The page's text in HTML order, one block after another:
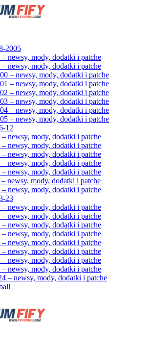
2005
newsy, mody, dodatki i patche
newsy, mody, dodatki i patche
– newsy, mody, dodatki i patche
– newsy, mody, dodatki i patche
– newsy, mody, dodatki i patche
– newsy, mody, dodatki i patche
– newsy, mody, dodatki i patche
– newsy, mody, dodatki i patche
12
newsy, mody, dodatki i patche
newsy, mody, dodatki i patche
newsy, mody, dodatki i patche
newsy, mody, dodatki i patche
newsy, mody, dodatki i patche
newsy, mody, dodatki i patche
newsy, mody, dodatki i patche
23
newsy, mody, dodatki i patche
newsy, mody, dodatki i patche
newsy, mody, dodatki i patche
newsy, mody, dodatki i patche
newsy, mody, dodatki i patche
newsy, mody, dodatki i patche
newsy, mody, dodatki i patche
newsy, mody, dodatki i patche
– newsy, mody, dodatki i patche